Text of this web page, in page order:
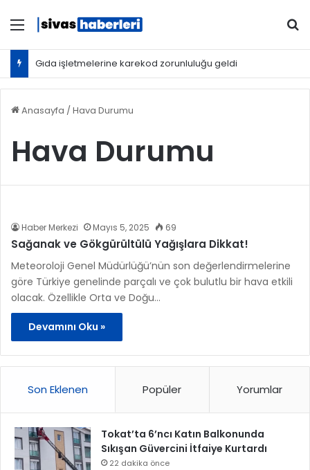
Menü
Gıda işletmelerine karekod zorunluluğu geldi
Anasayfa / Hava Durumu
Hava Durumu
Haber Merkezi Mayıs 5, 2025 69
Sağanak ve Gökgürültülü Yağışlara Dikkat!
Meteoroloji Genel Müdürlüğü’nün son değerlendirmelerine
göre Türkiye genelinde parçalı ve çok bulutlu bir hava etkili
olacak. Özellikle Orta ve Doğu…
Devamını Oku »
Son Eklenen Popüler Yorumlar
Tokat’ta 6’ncı Katın Balkonunda
Sıkışan Güvercini İtfaiye Kurtardı
22 dakika önce